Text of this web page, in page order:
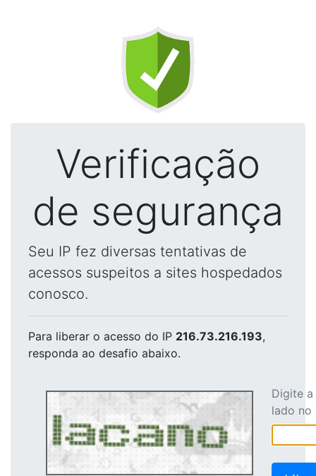
Verificação
de segurança
Seu IP fez diversas tentativas de
acessos suspeitos a sites hospedados
conosco.
Para liberar o acesso do IP 216.73.216.193,
responda ao desafio abaixo.
Digite
lado no